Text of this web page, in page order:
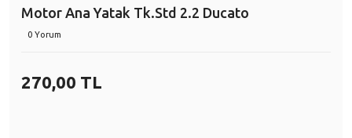
Motor Ana Yatak Tk.Std 2.2 Ducato
0 Yorum
270,00 TL